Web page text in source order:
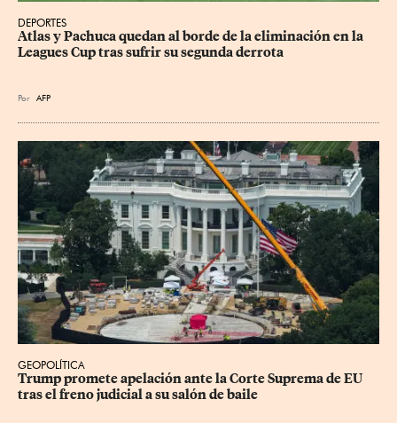
DEPORTES
Atlas y Pachuca quedan al borde de la eliminación en la
Leagues Cup tras sufrir su segunda derrota
Por AFP
GEOPOLÍTICA
Trump promete apelación ante la Corte Suprema de EU
tras el freno judicial a su salón de baile